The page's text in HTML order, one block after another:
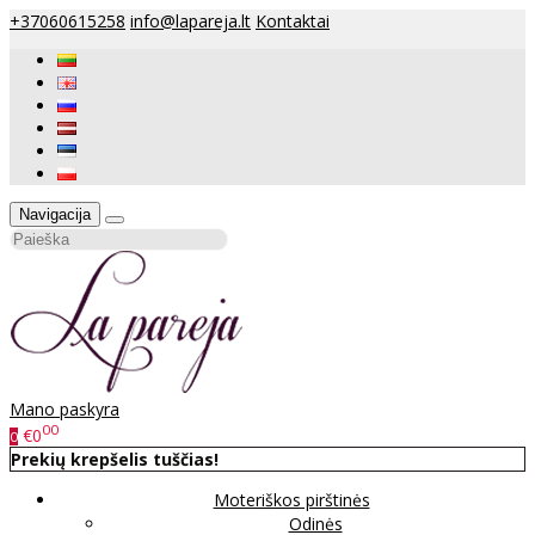
+37060615258 info@lapareja.lt Kontaktai
Navigacija
Mano paskyra
0 €000
Prekių krepšelis tuščias!
Moteriškos pirštinės
Odinės